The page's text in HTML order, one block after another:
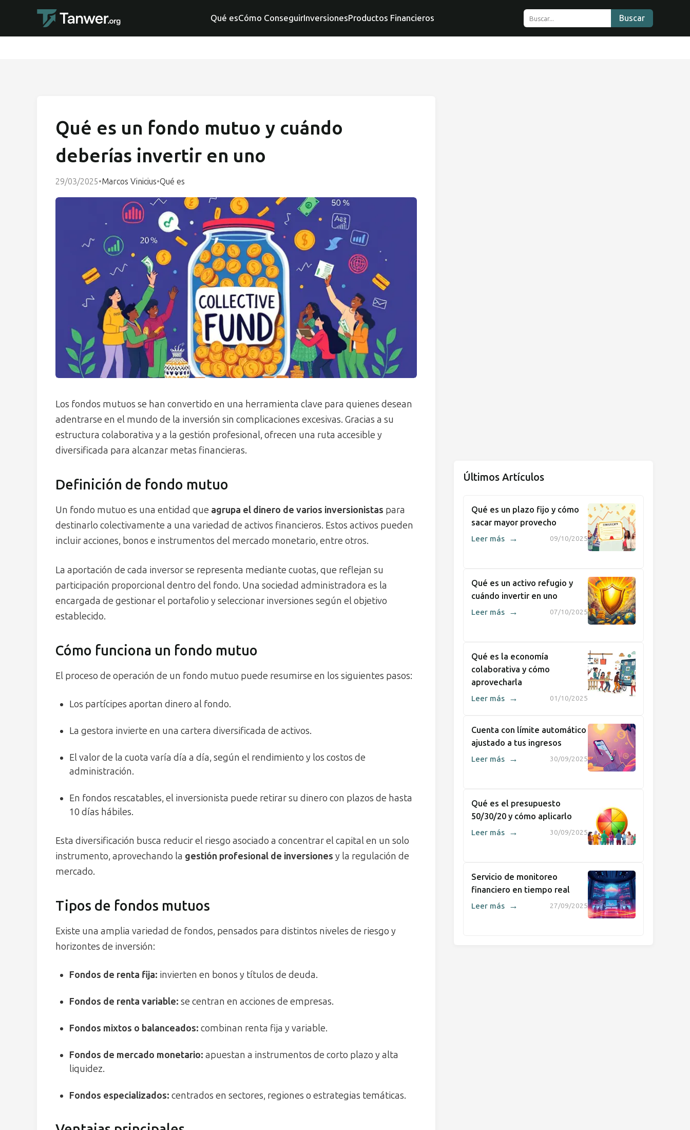
Qué esCómo ConseguirInversionesProductos Financieros Buscar
Qué es un fondo mutuo y cuándo
deberías invertir en uno
29/03/2025•Marcos Vinicius•Qué es
Los fondos mutuos se han convertido en una herramienta clave para quienes desean
adentrarse en el mundo de la inversión sin complicaciones excesivas. Gracias a su
estructura colaborativa y a la gestión profesional, ofrecen una ruta accesible y
diversificada para alcanzar metas financieras.
Definición de fondo mutuo
Un fondo mutuo es una entidad que agrupa el dinero de varios inversionistas para
destinarlo colectivamente a una variedad de activos financieros. Estos activos pueden
incluir acciones, bonos e instrumentos del mercado monetario, entre otros.
La aportación de cada inversor se representa mediante cuotas, que reflejan su
participación proporcional dentro del fondo. Una sociedad administradora es la
encargada de gestionar el portafolio y seleccionar inversiones según el objetivo
establecido.
Cómo funciona un fondo mutuo
El proceso de operación de un fondo mutuo puede resumirse en los siguientes pasos:
Los partícipes aportan dinero al fondo.
La gestora invierte en una cartera diversificada de activos.
El valor de la cuota varía día a día, según el rendimiento y los costos de
administración.
En fondos rescatables, el inversionista puede retirar su dinero con plazos de hasta
10 días hábiles.
Esta diversificación busca reducir el riesgo asociado a concentrar el capital en un solo
instrumento, aprovechando la gestión profesional de inversiones y la regulación de
mercado.
Tipos de fondos mutuos
Existe una amplia variedad de fondos, pensados para distintos niveles de riesgo y
horizontes de inversión:
Fondos de renta fija: invierten en bonos y títulos de deuda.
Fondos de renta variable: se centran en acciones de empresas.
Fondos mixtos o balanceados: combinan renta fija y variable.
Fondos de mercado monetario: apuestan a instrumentos de corto plazo y alta
liquidez.
Fondos especializados: centrados en sectores, regiones o estrategias temáticas.
Últimos Artículos
Qué es un plazo fijo y cómo
sacar mayor provecho
09/10/2025
Leer más →
Qué es un activo refugio y
cuándo invertir en uno
07/10/2025
Leer más →
Qué es la economía
colaborativa y cómo
aprovecharla
01/10/2025
Leer más →
Cuenta con límite automático
ajustado a tus ingresos
30/09/2025
Leer más →
Qué es el presupuesto
50/30/20 y cómo aplicarlo
30/09/2025
Leer más →
Servicio de monitoreo
financiero en tiempo real
27/09/2025
Leer más →